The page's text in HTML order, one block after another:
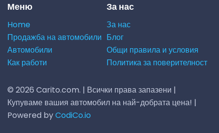
Меню
Home
Продажба на автомобили
Автомобили
Как работи
За нас
За нас
Блог
Общи правила и условия
Политика за поверителност
© 2026 Carito.com. | Всички права запазени |
Купуваме вашия автомобил на най-добрата цена! |
Powered byCodiCo.io